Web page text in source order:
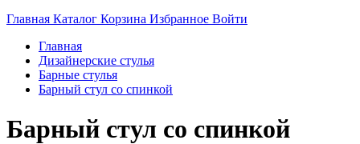
Главная Каталог Корзина Избранное Войти
Главная
Дизайнерские стулья
Барные стулья
Барный стул со спинкой
Барный стул со спинкой